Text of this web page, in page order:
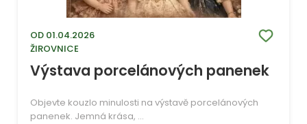
OD 01.04.2026
ŽIROVNICE
Výstava porcelánových panenek
Objevte kouzlo minulosti na výstavě porcelánových
panenek. Jemná krása, ...